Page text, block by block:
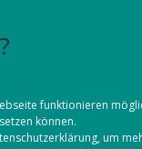
funktionieren
können.
, um